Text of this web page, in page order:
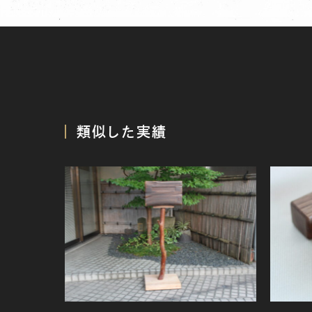
類似した実績